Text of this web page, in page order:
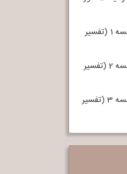
کیستی ذوالقرنین - جلسه 1 (تفسیر
کیستی ذوالقرنین - جلسه 2 (تفسیر
کیستی ذوالقرنین - جلسه 3 (تفسیر